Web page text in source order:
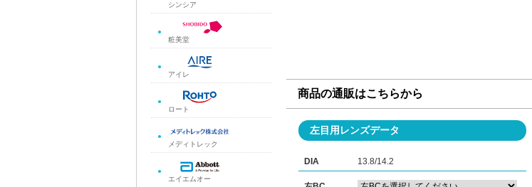
商品の通販はこちらから
左目用レンズデータ
DIA 13.8/14.2
シンシア
粧美堂
アイレ
ロート
メディトレック
エイエムオー